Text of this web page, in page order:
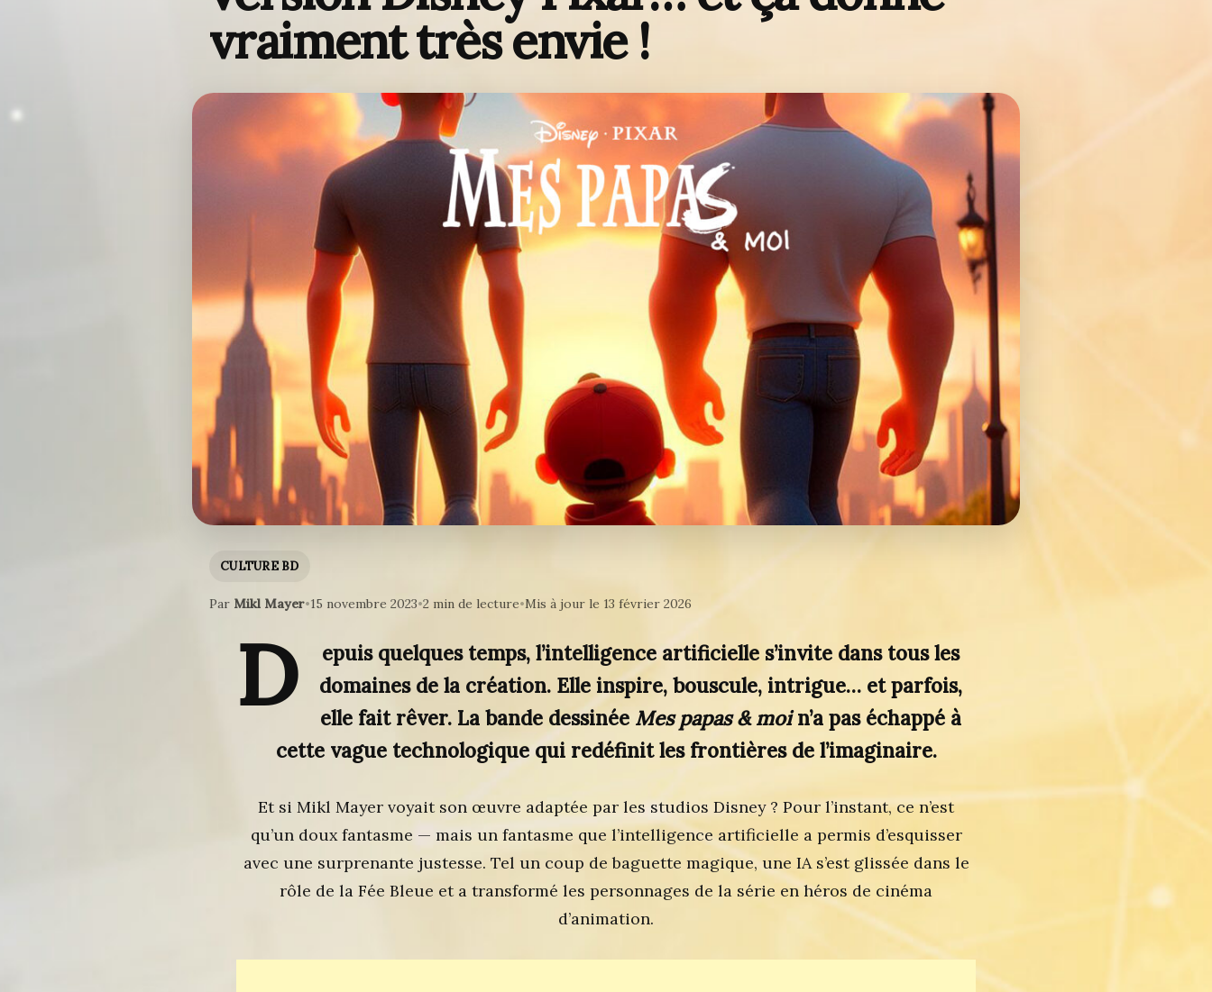
vraiment très envie !
CULTURE BD
Par Mikl Mayer•15 novembre 2023•2 min de lecture•Mis à jour le 13 février 2026
D
epuis quelques temps, l’intelligence artificielle s’invite dans tous les
domaines de la création. Elle inspire, bouscule, intrigue… et parfois,
elle fait rêver. La bande dessinée Mes papas & moin’a pas échappé à
cette vague technologique qui redéfinit les frontières de l’imaginaire.
Et si Mikl Mayer voyait son œuvre adaptée par les studios Disney ? Pour l’instant, ce n’est
qu’un doux fantasme — mais un fantasme que l’intelligence artificielle a permis d’esquisser
avec une surprenante justesse. Tel un coup de baguette magique, une IA s’est glissée dans le
rôle de la Fée Bleue et a transformé les personnages de la série en héros de cinéma
d’animation.